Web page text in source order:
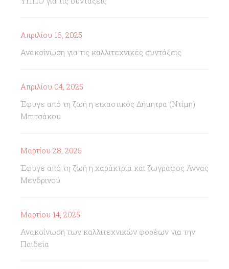
Απριλίου 16, 2025
Ανακοίνωση για τις καλλιτεχνικές συντάξεις
Απριλίου 04, 2025
Έφυγε από τη ζωή η εικαστικός Δήμητρα (Ντίμη)
Μπιτσάκου
Μαρτίου 28, 2025
Έφυγε από τη ζωή η χαράκτρια και ζωγράφος Άννας
Μενδρινού
Μαρτίου 14, 2025
Ανακοίνωση των καλλιτεχνικών φορέων για την
Παιδεία